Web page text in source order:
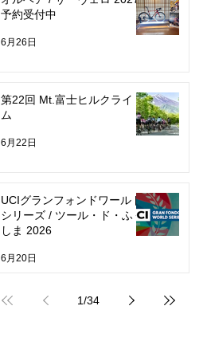
予約受付中
6月26日
第22回 Mt.富士ヒルクライ
ム
6月22日
UCIグランフォンドワールド
シリーズ / ツール・ド・ふく
しま 2026
6月20日
1/34